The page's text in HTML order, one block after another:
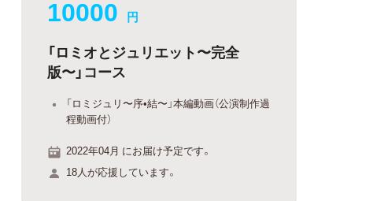
10000 円
「ロミオとジュリエット〜完全
版〜」コース
「ロミジュリ〜序•結〜」本編動画（公演制作過
程動画付）
2022年04月 にお届け予定です。
18人が応援しています。